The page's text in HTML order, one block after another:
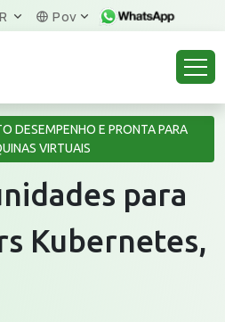
Pov
DESEMPENHO E PRONTA PARA
VIRTUAIS
para
Kubernetes,